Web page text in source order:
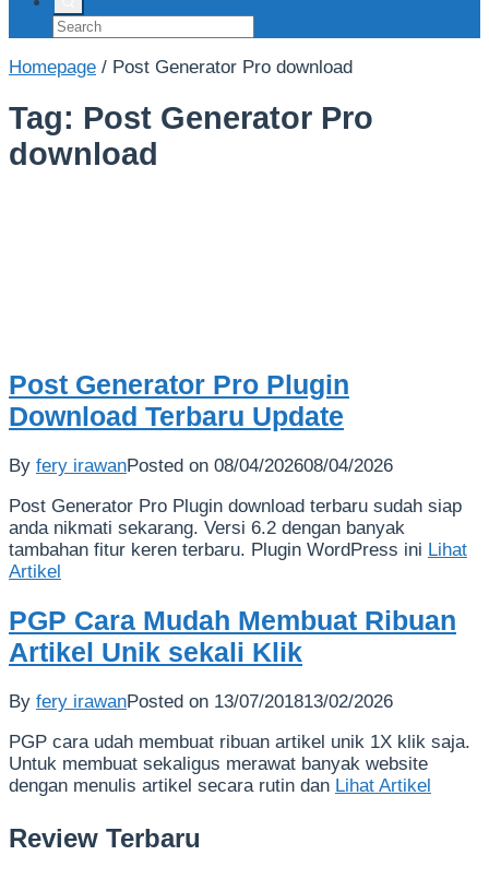
Homepage / Post Generator Pro download
Tag: Post Generator Pro
download
Post Generator Pro Plugin
Download Terbaru Update
By fery irawanPosted on 08/04/202608/04/2026
Post Generator Pro Plugin download terbaru sudah siap
anda nikmati sekarang. Versi 6.2 dengan banyak
tambahan fitur keren terbaru. Plugin WordPress ini Lihat
Artikel
PGP Cara Mudah Membuat Ribuan
Artikel Unik sekali Klik
By fery irawanPosted on 13/07/201813/02/2026
PGP cara udah membuat ribuan artikel unik 1X klik saja.
Untuk membuat sekaligus merawat banyak website
dengan menulis artikel secara rutin dan Lihat Artikel
Review Terbaru